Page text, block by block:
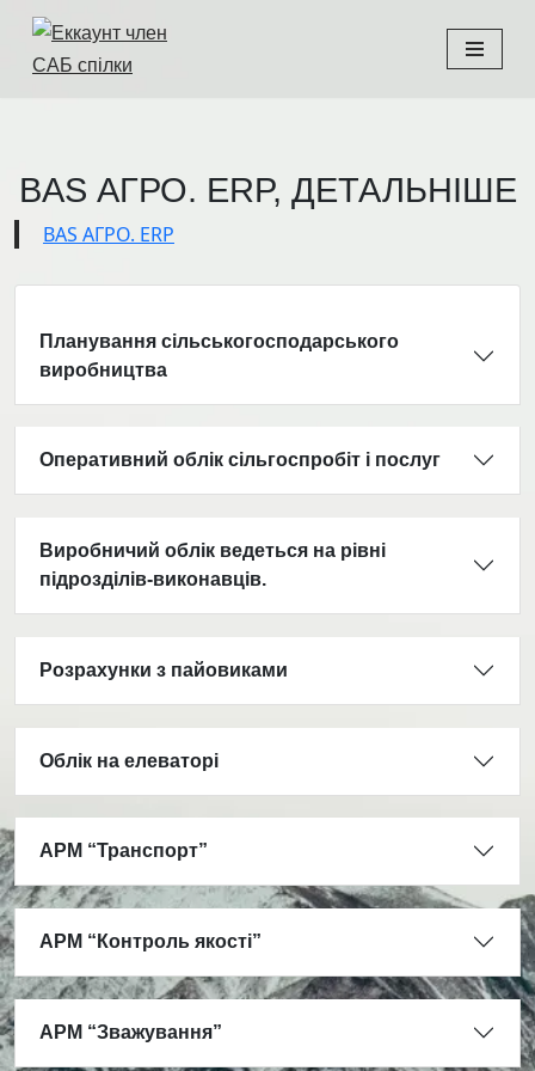
Перейти
BAS АГРО. ERP, ДЕТАЛЬНІШЕ
BAS АГРО. ERP
Планування сільськогосподарського
виробництва
Оперативний облік сільгоспробіт і послуг
Виробничий облік ведеться на рівні
підрозділів-виконавців.
Розрахунки з пайовиками
Облік на елеваторі
АРМ “Транспорт”
АРМ “Контроль якості”
АРМ “Зважування”